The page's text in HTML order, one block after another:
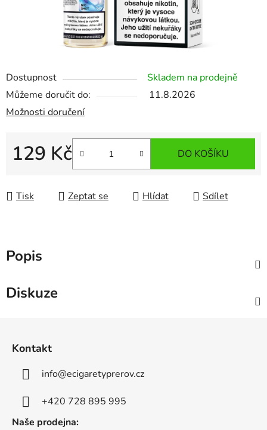
Dostupnost
Skladem na prodejně
Můžeme doručit do:
11.8.2026
Možnosti doručení
129 Kč DO KOŠÍKU
Tisk Zeptat se Hlídat Sdílet
Popis
Diskuze
Kontakt
info@ecigaretyprerov.cz
+420 728 895 995
Naše prodejna: